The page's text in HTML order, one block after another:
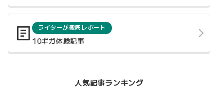
ライターが徹底レポート
10ギガ体験記事
人気記事ランキング